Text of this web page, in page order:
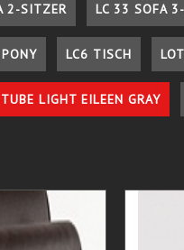
2-SITZER LC 33 SOFA
LC6 TISCH
TUBE LIGHT EILEEN GRAY